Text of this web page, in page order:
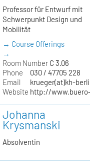
Professor für Entwurf mit
Schwerpunkt Design und
Mobilität
→ Course Offerings
→
Room NumberC 3.06
Phone
030 / 47705 228
Email
krueger(at)kh-
Website http://www.buero-
Johanna
Krysmanski
Absolventin